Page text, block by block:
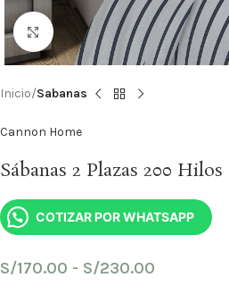
Haga Click para agrandar
Inicio Sabanas
Cannon Home
Sábanas 2 Plazas 200
COTIZAR POR WHATSAPP
S/170.00 - S/230.00